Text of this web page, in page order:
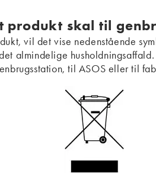
produkt skal til
vil det vise nedenstående
almindelige
til ASOS eller til